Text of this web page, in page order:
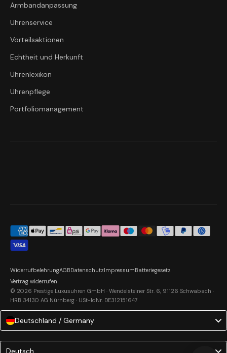
Armbandanpassung
Uhrenservice
Vorteilsaktionen
Echtheit und Herkunft
Uhrenlexikon
Uhrenpflege
Portfoliomanagement
© 2026 Prestige Luxusuhren GmbH · Wendelsteiner Str. 6, 91126 Schwabach ·
HRB 34130 AG Nürnberg · USt-IdNr. DE312151647
WiderrufbelehrungAGBDatenschutzImpressumBatteriegesetz
Vertrag widerrufen
Deutschland / Germany
Language
Deutsch